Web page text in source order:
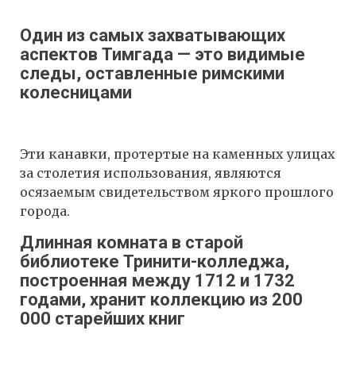
Один из самых захватывающих
аспектов Тимгада — это видимые
следы, оставленные римскими
колесницами
Эти канавки, протертые на каменных улицах
за столетия использования, являются
осязаемым свидетельством яркого прошлого
города.
Длинная комната в старой
библиотеке Тринити-колледжа,
построенная между 1712 и 1732
годами, хранит коллекцию из 200
000 старейших книг